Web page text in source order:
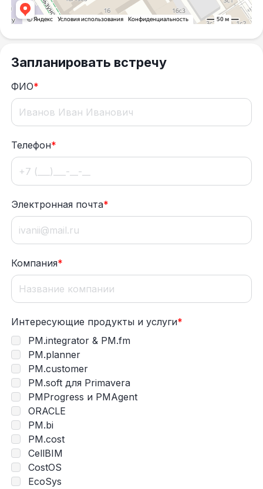
Запланировать встречу
ФИО*
Телефон*
Электронная почта*
Компания*
Интересующие продукты и услуги*
PM.integrator & PM.fm
PM.planner
PM.customer
PM.soft для Primavera
PMProgress и PMAgent
ORACLE
PM.bi
PM.cost
CellBIM
CostOS
EcoSys